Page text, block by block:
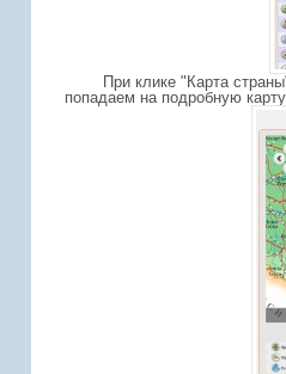
При клике "Карта
попадаем на подробную